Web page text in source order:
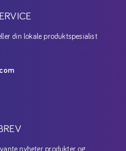
din lokale produktspesialist
nyheter, produkter og